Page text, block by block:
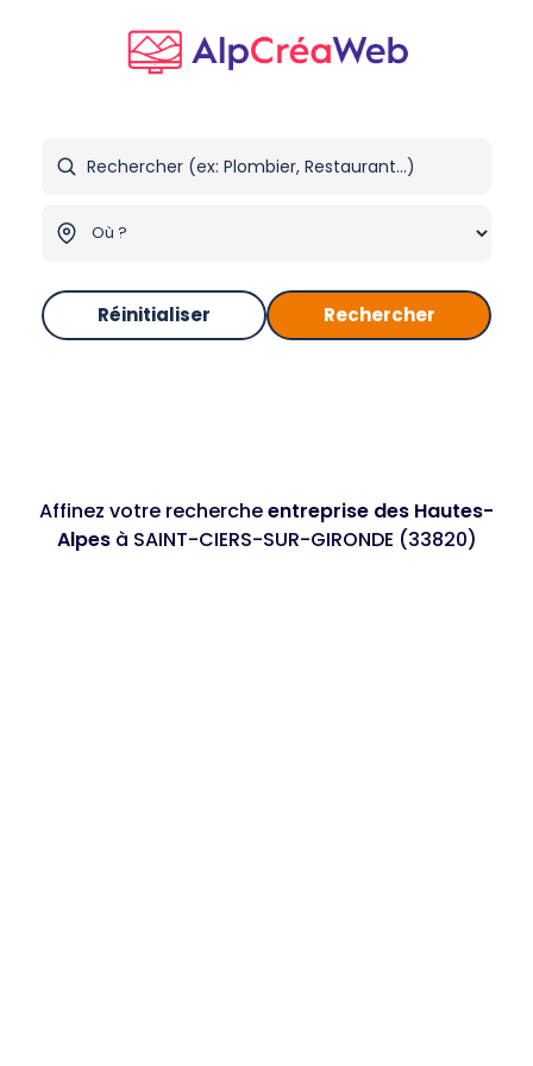
Réinitialiser Rechercher
Affinez votre rechercheentreprise des Hautes-
Alpesà SAINT-CIERS-SUR-GIRONDE (33820)